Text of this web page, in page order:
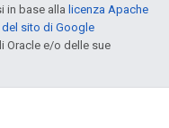
in base alla licenza Apache
del sito di Google
Oracle e/o delle sue